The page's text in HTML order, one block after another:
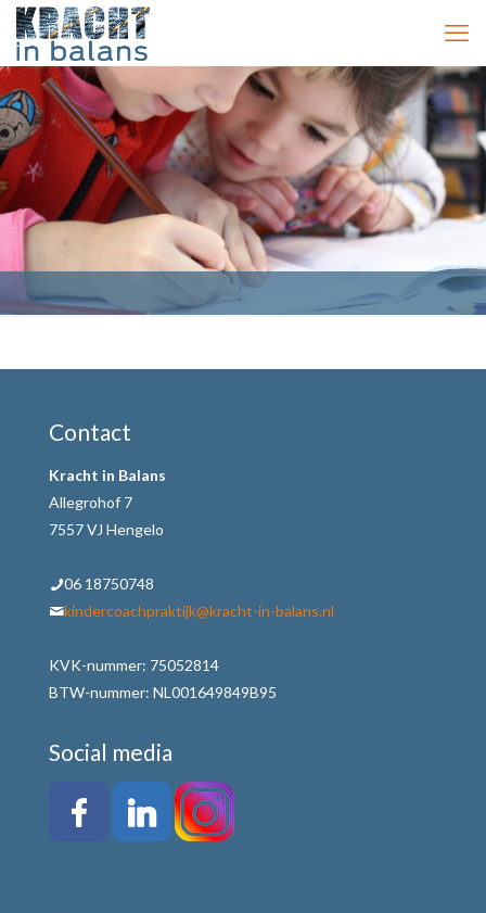
Contact
Kracht in Balans
Allegrohof 7
7557 VJ Hengelo
06 18750748
kindercoachpraktijk@kracht-in-balans.nl
KVK-nummer: 75052814
BTW-nummer: NL001649849B95
Social media